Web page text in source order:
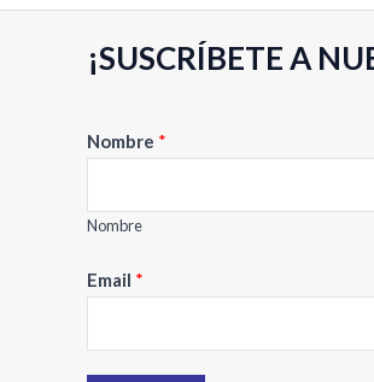
de
¡SUSCRÍBETE A
m
i
N
m
Nombre *
Nombre
Email *